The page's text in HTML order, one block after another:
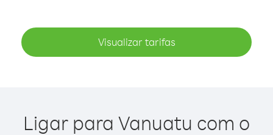
Visualizar tarifas
Ligar para Vanuatu com o